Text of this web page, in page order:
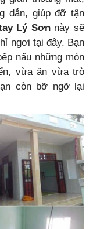
dẫn, giúp đỡ tận
Lý Sơnnày sẽ
ngơi tại đây. Bạn
nấu những món
vừa ăn vừa trò
còn bỡ ngỡ lại